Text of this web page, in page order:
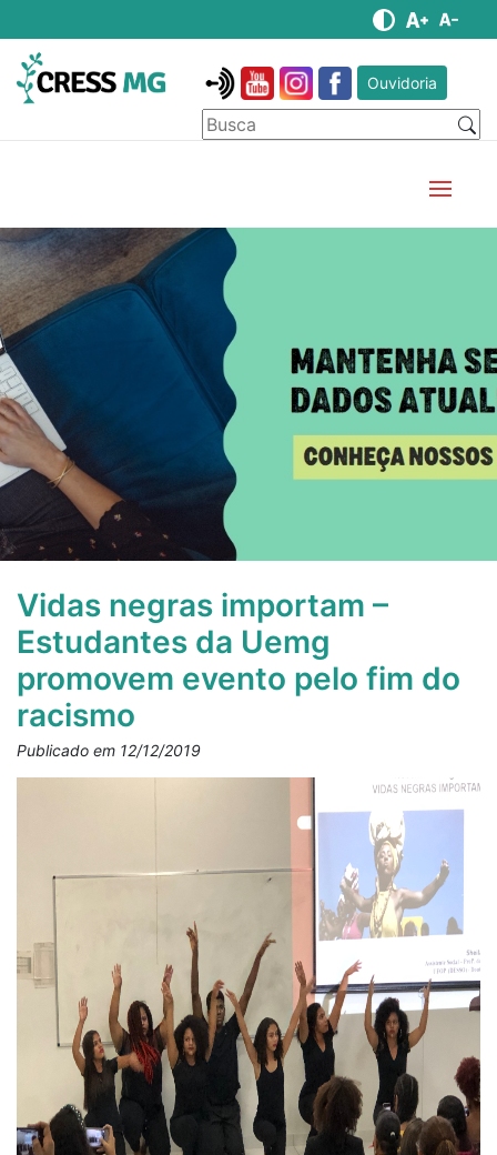
Ouvidoria
Vidas negras importam –
Estudantes da Uemg
promovem evento pelo fim do
racismo
Publicado em 12/12/2019